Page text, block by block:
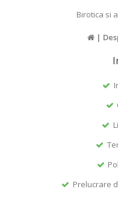
Birotica si
|
Prelucrare